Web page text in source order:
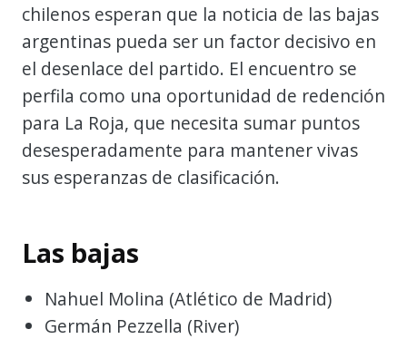
chilenos esperan que la noticia de las bajas
argentinas pueda ser un factor decisivo en
el desenlace del partido. El encuentro se
perfila como una oportunidad de redención
para La Roja, que necesita sumar puntos
desesperadamente para mantener vivas
sus esperanzas de clasificación.
Las bajas
Nahuel Molina (Atlético de Madrid)
Germán Pezzella (River)